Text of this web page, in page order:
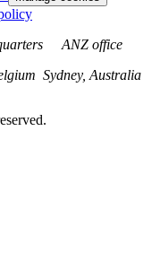
ANZ office
Sydney, Australia